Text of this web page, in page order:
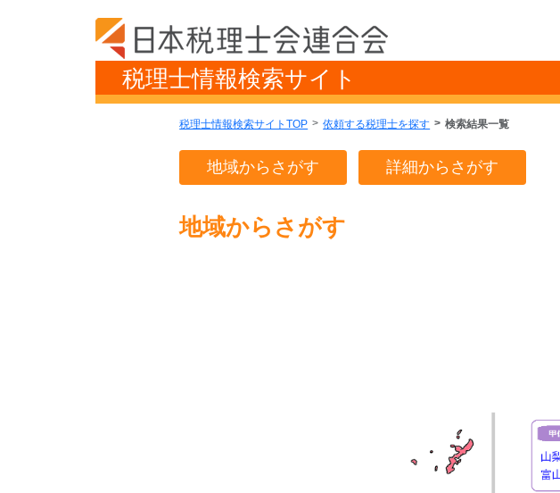
税理士情報検索サイト
税理士情報検索サイトTOP 依頼する税理士を探す 検索結果一覧
地域からさがす 詳細からさがす
地域からさがす